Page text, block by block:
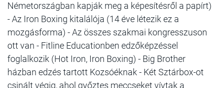
Németországban kapják meg a képesítésről a papírt)
- Az Iron Boxing kitalálója (14 éve létezik ez a
mozgásforma) - Az összes szakmai kongresszuson
ott van - Fitline Educationben edzőképzéssel
foglalkozik (Hot Iron, Iron Boxing) - Big Brother
házban edzés tartott Kozsóéknak - Két Sztárbox-ot
csinált végig, ahol győztes meccseket vívtak a